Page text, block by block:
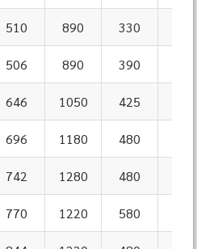
510 890 330
506 890 390
646 1050 425
696 1180 480
742 1280 480
770 1220 580